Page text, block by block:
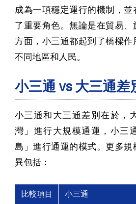
成為一項穩定運行的機制，並
了重要角色。無論是在貿易
方面，小三通都起到了橋樑作
不同地區和人民。
小三通 vs 大三通差
小三通和大三通差別在於，
灣」進行大規模通運，小三
島」進行通運的模式。更多規
異包括：
比較項目 小三通